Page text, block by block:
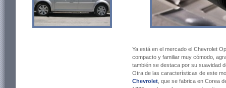
Ya está en el mercado el Chevrolet
compacto y familiar muy cómodo,
también se destaca por su suavidad
Otra de las características de este
Chevrolet , que se fabrica en Corea